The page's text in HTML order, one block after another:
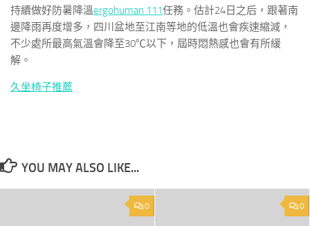
持續做好防暑降溫ergohuman 111任務。估計24日之后，跟著南
邊降雨再度增多，四川盆地至江南等地的低溫也會疾速縮減，
不少處所最高氣溫會降至30℃以下，屆時悶熱感也會有所緩
解。
久坐椅子推薦
YOU MAY ALSO LIKE...
0 0